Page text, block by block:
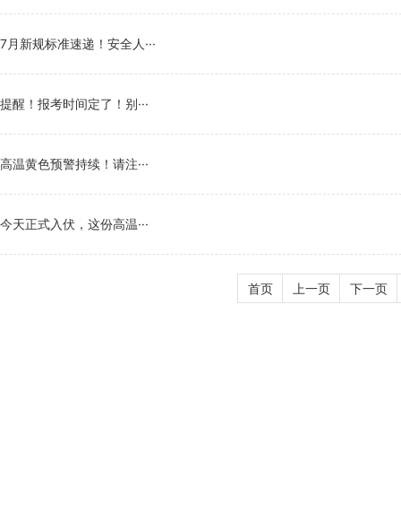
7月新规标准速递！安全人···
提醒！报考时间定了！别···
高温黄色预警持续！请注···
今天正式入伏，这份高温···
首页 上一页 下一页